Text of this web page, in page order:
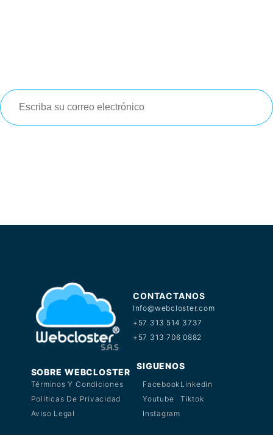
CONTACTANOS
Info@webcloster.com
+57 313 514 3737
+57 313 706 0882
SOBRE WEBCLOSTER
Términos Y Condiciones
Políticas De Privacidad
Aviso Legal
SIGUENOS
Facebook
Youtube
Instagram
Linkedin
Tiktok